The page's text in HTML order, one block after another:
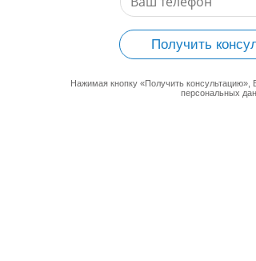
Получить
Нажимая кнопку «Получить консультацию»,
персональных